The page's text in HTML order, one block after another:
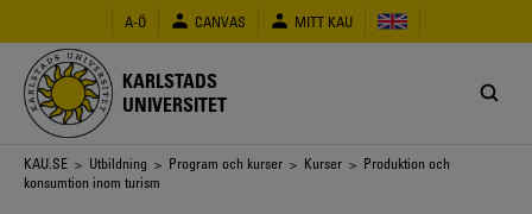
huvudinnehåll
A-Ö CANVAS MITT KAU
KARLSTADS
UNIVERSITET
Länkstig
KAU.SE > Utbildning > Program och kurser > Kurser > Produktion och
konsumtion inom turism